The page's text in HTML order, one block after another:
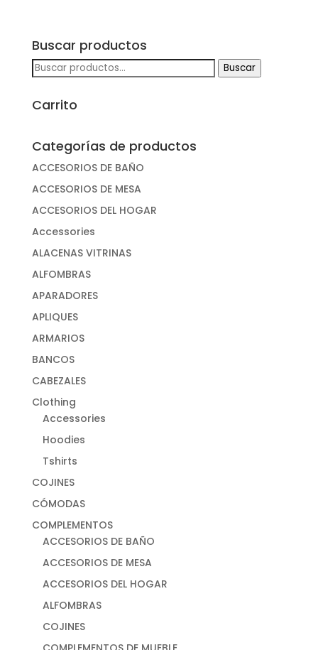
Buscar productos
Buscar
Buscar
Carrito
Categorías de productos
ACCESORIOS DE BAÑO
ACCESORIOS DE MESA
ACCESORIOS DEL HOGAR
Accessories
ALACENAS VITRINAS
ALFOMBRAS
APARADORES
APLIQUES
ARMARIOS
BANCOS
CABEZALES
Clothing
Accessories
Hoodies
Tshirts
COJINES
CÓMODAS
COMPLEMENTOS
ACCESORIOS DE BAÑO
ACCESORIOS DE MESA
ACCESORIOS DEL HOGAR
ALFOMBRAS
COJINES